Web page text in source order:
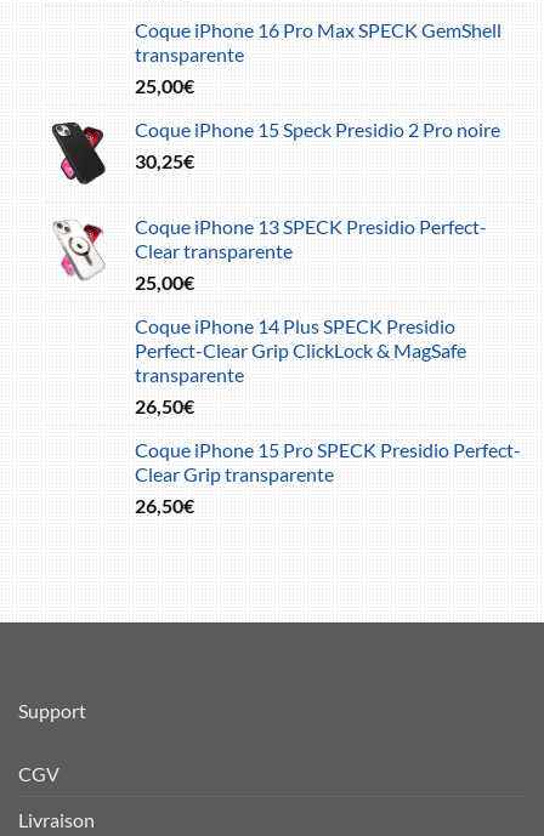
Coque iPhone 16 Pro Max SPECK GemShell
transparente
25,00€
Coque iPhone 15 Speck Presidio 2 Pro noire
30,25€
Coque iPhone 13 SPECK Presidio Perfect-
Clear transparente
25,00€
Coque iPhone 14 Plus SPECK Presidio
Perfect-Clear Grip ClickLock & MagSafe
transparente
26,50€
Coque iPhone 15 Pro SPECK Presidio Perfect-
Clear Grip transparente
26,50€
Support
CGV
Livraison